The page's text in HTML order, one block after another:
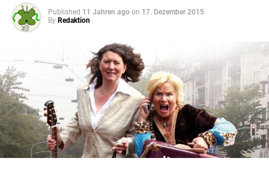
Published 11 Jahren ago on 17. Dezember 2015
By Redaktion